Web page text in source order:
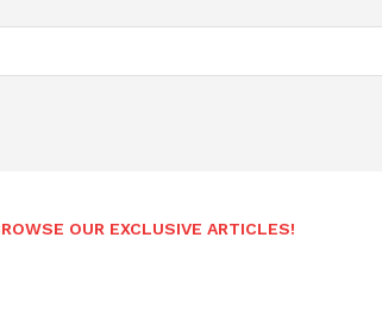
OUR EXCLUSIVE ARTICLES!